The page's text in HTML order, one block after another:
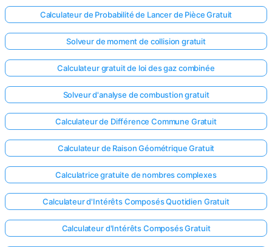
Calculateur de Probabilité de Lancer de Pièce Gratuit
Solveur de moment de collision gratuit
Calculateur gratuit de loi des gaz combinée
Solveur d'analyse de combustion gratuit
Calculateur de Différence Commune Gratuit
Calculateur de Raison Géométrique Gratuit
Calculatrice gratuite de nombres complexes
Calculateur d'Intérêts Composés Quotidien Gratuit
Calculateur d'Intérêts Composés Gratuit